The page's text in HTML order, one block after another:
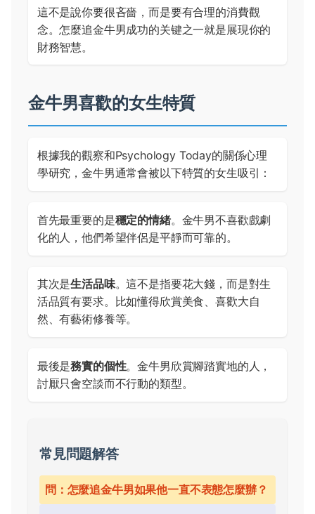
這不是說你要很吝嗇，而是要有合理的消費觀
念。怎麼追金牛男成功的关键之一就是展現你的
財務智慧。
金牛男喜歡的女生特質
根據我的觀察和Psychology Today的關係心理
學研究，金牛男通常會被以下特質的女生吸引：
首先最重要的是穩定的情緒。金牛男不喜歡戲劇
化的人，他們希望伴侶是平靜而可靠的。
其次是生活品味。這不是指要花大錢，而是對生
活品質有要求。比如懂得欣賞美食、喜歡大自
然、有藝術修養等。
最後是務實的個性。金牛男欣賞腳踏實地的人，
討厭只會空談而不行動的類型。
常見問題解答
問：怎麼追金牛男如果他一直不表態怎麼辦？